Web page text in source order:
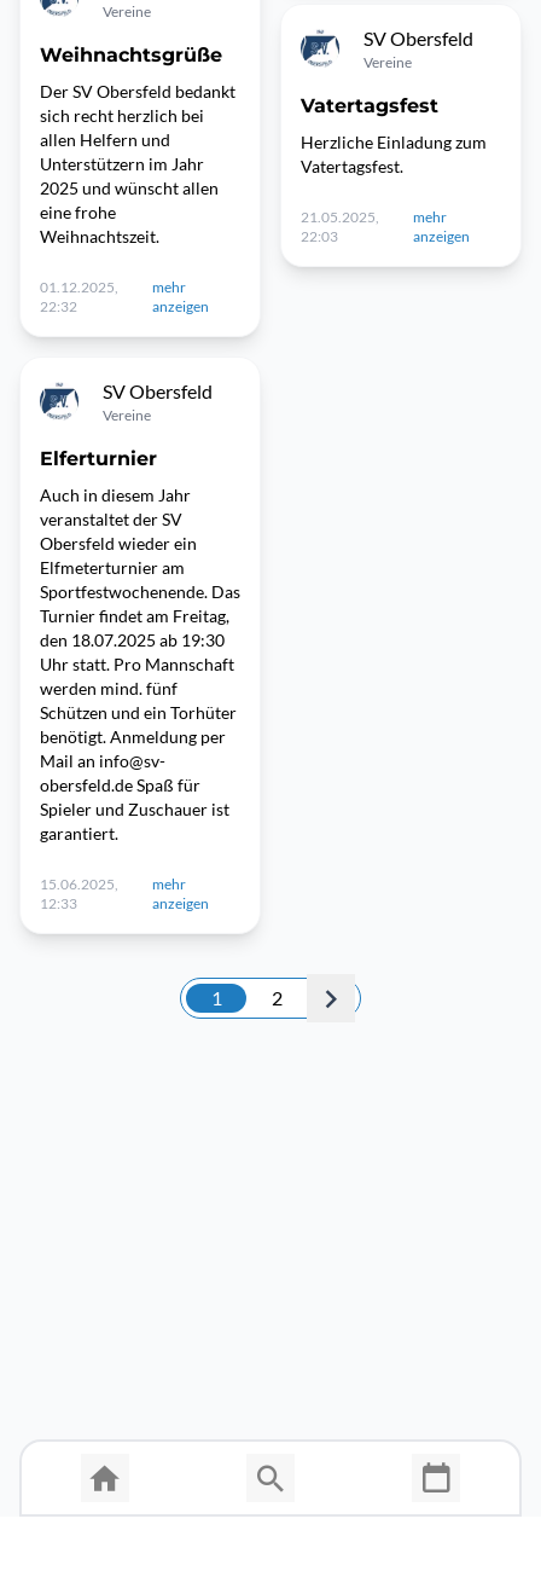
Vereine
Weihnachtsgrüße
Der SV Obersfeld bedankt
sich recht herzlich bei
allen Helfern und
Unterstützern im Jahr
2025 und wünscht allen
eine frohe
Weihnachtszeit.
01.12.2025,
22:32
mehr
anzeigen
SV Obersfeld
Vereine
Elferturnier
Auch in diesem Jahr
veranstaltet der SV
Obersfeld wieder ein
Elfmeterturnier am
Sportfestwochenende. Das
Turnier findet am Freitag,
den 18.07.2025 ab 19:30
Uhr statt. Pro Mannschaft
werden mind. fünf
Schützen und ein Torhüter
benötigt. Anmeldung per
Mail an info@sv-
obersfeld.de Spaß für
Spieler und Zuschauer ist
garantiert.
15.06.2025,
12:33
mehr
anzeigen
SV Obersfeld
Vereine
Vatertagsfest
Herzliche Einladung zum
Vatertagsfest.
21.05.2025,
22:03
mehr
anzeigen
1 2